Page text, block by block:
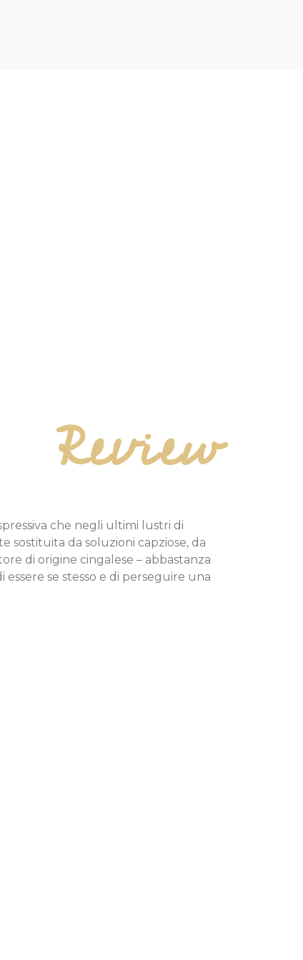
Review
che negli ultimi lustri di
sostituita da soluzioni capziose, da
di origine cingalese – abbastanza
se stesso e di perseguire una